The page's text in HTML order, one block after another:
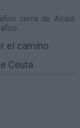
cerca de Alcalá
el camino
Ceuta